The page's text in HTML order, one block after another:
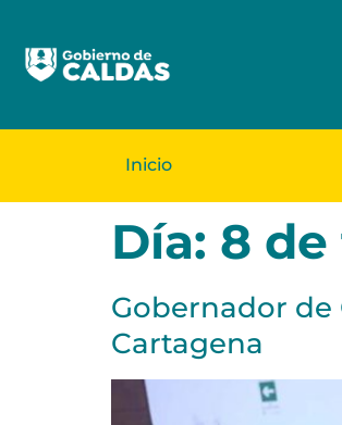
Inicio
Día: 8
Gobernador de
Cartagena